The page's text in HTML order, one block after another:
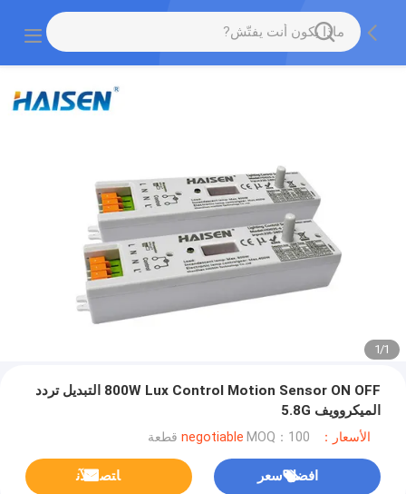
1
/
1
800W Lux Control Motion Sensor ON OFF التبديل تردد
الميكروويف 5.8G
الأسعار：negotiable MOQ：100 قطعة
افضل سعر ﺎﺘﺼﻟ ﺍﻶﻧ